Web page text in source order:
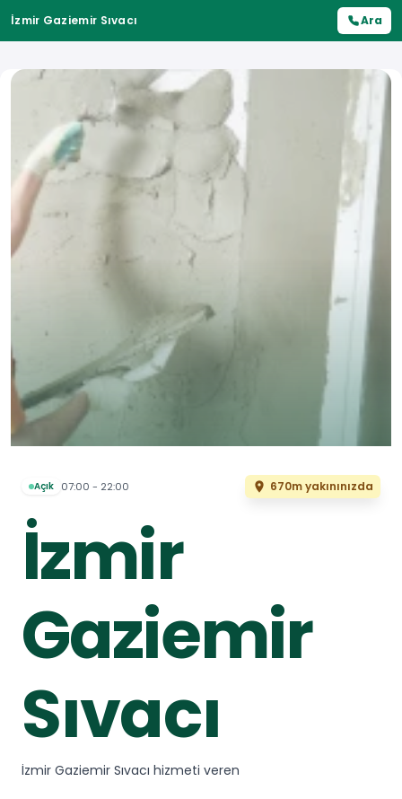
İzmir Gaziemir Sıvacı Ara
Açık 07:00 - 22:00 670m yakınınızda
İzmir
Gaziemir
Sıvacı
İzmir Gaziemir Sıvacı hizmeti veren